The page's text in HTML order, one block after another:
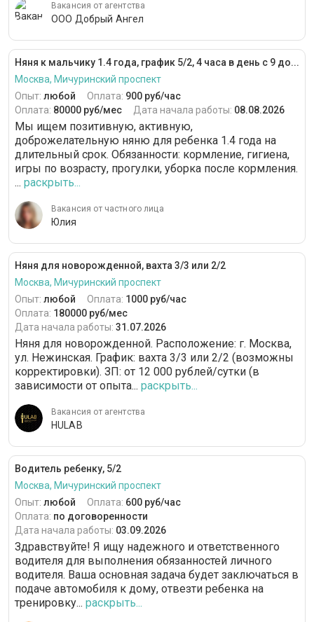
Вакансия от агентства
ООО Добрый Ангел
Няня к мальчику 1.4 года, график 5/2, 4 часа в день с 9 до...
Москва, Мичуринский проспект
Опыт: любой Оплата: 900 руб/час
Оплата: 80000 руб/мес Дата начала работы: 08.08.2026
Мы ищем позитивную, активную,
доброжелательную няню для ребенка 1.4 года на
длительный срок. Обязанности: кормление, гигиена,
игры по возрасту, прогулки, уборка после кормления.
... раскрыть...
Вакансия от частного лица
Юлия
Няня для новорожденной, вахта 3/3 или 2/2
Москва, Мичуринский проспект
Опыт: любой Оплата: 1000 руб/час
Оплата: 180000 руб/мес
Дата начала работы: 31.07.2026
Няня для новорожденной. Расположение: г. Москва,
ул. Нежинская. График: вахта 3/3 или 2/2 (возможны
корректировки). ЗП: от 12 000 рублей/сутки (в
зависимости от опыта... раскрыть...
Вакансия от агентства
HULAB
Водитель ребенку, 5/2
Москва, Мичуринский проспект
Опыт: любой Оплата: 600 руб/час
Оплата: по договоренности
Дата начала работы: 03.09.2026
Здравствуйте! Я ищу надежного и ответственного
водителя для выполнения обязанностей личного
водителя. Ваша основная задача будет заключаться в
подаче автомобиля к дому, отвезти ребенка на
тренировку... раскрыть...